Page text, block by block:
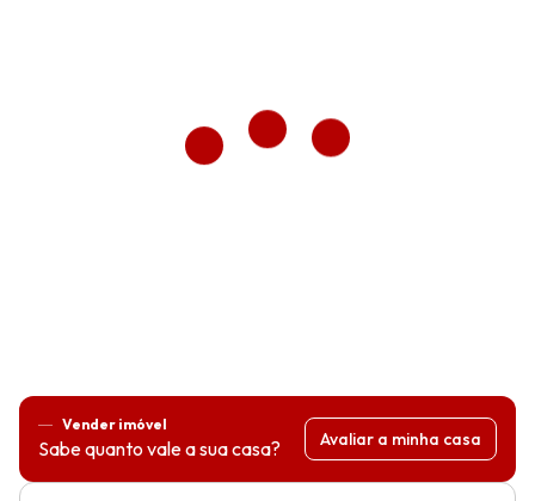
Vender imóvel
Sabe quanto vale a sua casa? Avaliar a minha casa